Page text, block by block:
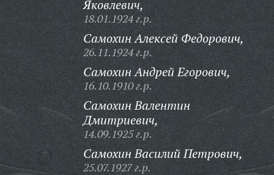
Яковлевич,
18.01.1924 г.р.
Самохин Алексей Федорович,
26.11.1924 г.р.
Самохин Андрей Егорович,
16.10.1910 г.р.
Самохин Валентин
Дмитриевич,
14.09.1925 г.р.
Самохин Василий Петрович,
25.07.1927 г.р.